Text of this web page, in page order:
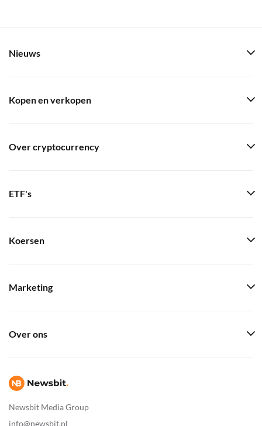
Newsbit Media Group
info@newsbit.nl
Nieuws
Kopen en verkopen
Over cryptocurrency
ETF's
Koersen
Marketing
Over ons